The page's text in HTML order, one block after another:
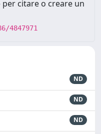
citare o creare un
4847971
ND
ND
ND